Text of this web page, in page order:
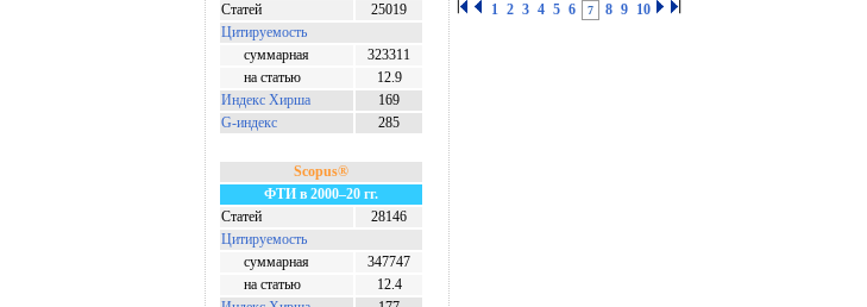
Статей
25019
Цитируемость
суммарная
323311
на статью
12.9
Индекс Хирша
169
G-индекс
285
Scopus®
ФТИ в 2000–20 гг.
Статей
28146
Цитируемость
суммарная
347747
на статью
12.4
1 2 3 4 5 6 7 8 9 10